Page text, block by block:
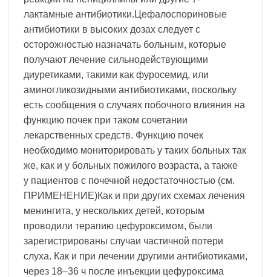
лактамные антибиотики.Цефалоспориновые
антибиотики в высоких дозах следует с
осторожностью назначать больным, которые
получают лечение сильнодействующими
диуретиками, такими как фуросемид, или
аминогликозидными антибиотиками, поскольку
есть сообщения о случаях побочного влияния на
функцию почек при таком сочетании
лекарственных средств. Функцию почек
необходимо мониторировать у таких больных так
же, как и у больных пожилого возраста, а также
у пациентов с почечной недостаточностью (см.
ПРИМЕНЕНИЕ)Как и при других схемах лечения
менингита, у нескольких детей, которым
проводили терапию цефуроксимом, были
зарегистрированы случаи частичной потери
слуха. Как и при лечении другими антибиотиками,
через 18–36 ч после инъекции цефуроксима